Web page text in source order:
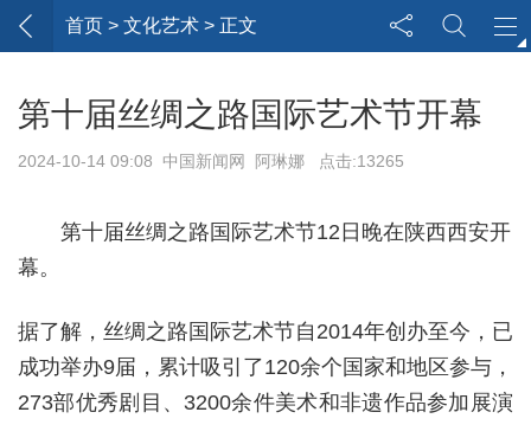
首页 > 文化艺术 > 正文
第十届丝绸之路国际艺术节开幕
2024-10-14 09:08 中国新闻网 阿琳娜 点击:13265
第十届丝绸之路国际艺术节12日晚在陕西西安开
幕。
据了解，丝绸之路国际艺术节自2014年创办至今，已
成功举办9届，累计吸引了120余个国家和地区参与，
273部优秀剧目、3200余件美术和非遗作品参加展演